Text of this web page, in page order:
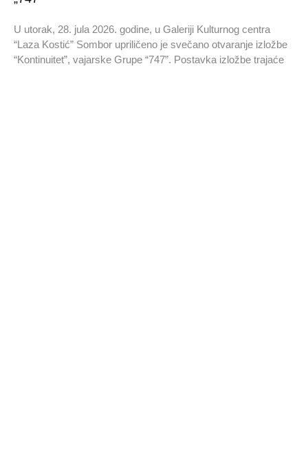
U utorak, 28. jula 2026. godine, u Galeriji Kulturnog centra
“Laza Kostić” Sombor upriličeno je svečano otvaranje izložbe
“Kontinuitet”, vajarske Grupe “747”. Postavka izložbe trajaće